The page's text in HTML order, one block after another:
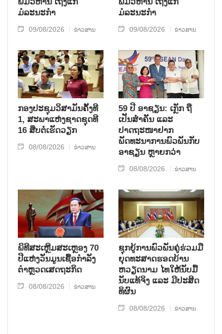
ມໍລະນະກຳ
09/08/2026 ຂ່າວສານ
ມໍລະນະກຳ
09/08/2026 ຂ່າວສານ
ກອງປະຊຸມວິສາມັນຄັ້ງທີ
1, ສະພາແຫ່ງຊາດຊຸດທີ
16 ສືບຕໍ່ເຮັດວຽກ
08/08/2026 ຂ່າວສານ
59 ປີ ອາຊຽນ: ເກຼັກ ຖື
ເປັນສຳຄັນ ແລະ
ປາດຖະໜາຢາກ
ພັດທະນາການພົວພັນກັບ
ອາຊຽນ ຫຼາຍກວ່າ
08/08/2026 ຂ່າວສານ
ພິທີສະເຫຼີມສະເຫຼອງ 70
ປີແຫ່ງວັນມູນເຊື້ອກຳລັງ
ຕຳຫຼວດເສດຖະກິດ
08/08/2026 ຂ່າວສານ
ຊຸກ​ຍູ້​ການ​ພົວ​ພັນ​ຄູ່​ຮ່ວມ​ມື​
ຍຸດ​ທະ​ສາດ​ຮອດ​ບ້ານ
ຫວຽດ​ນາມ ໄທ​ໃຫ້​ນັບ​ມື້​
ນັບ​ແທ້​ຈິງ ແລະ ມີ​ປະ​ສິດ​
ທິ​ຜົນ
08/08/2026 ຂ່າວສານ